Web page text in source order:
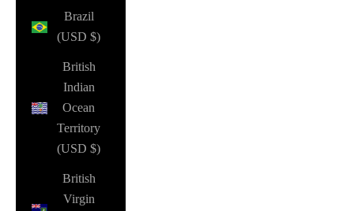
Brazil
(USD $)
British
Indian
Ocean
Territory
(USD $)
British
Virgin